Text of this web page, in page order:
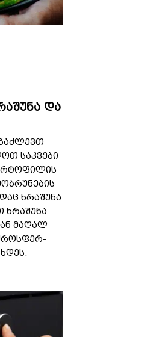
და
საკვები
ხრაშუნა
მაღალ